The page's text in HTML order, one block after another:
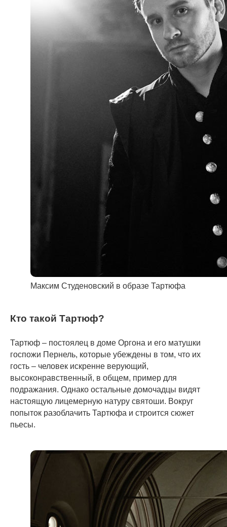
Максим Студеновский в образе Тартюфа
Кто такой Тартюф?
Тартюф – постоялец в доме Оргона и его матушки
госпожи Пернель, которые убеждены в том, что их
гость – человек искренне верующий,
высоконравственный, в общем, пример для
подражания. Однако остальные домочадцы видят
настоящую лицемерную натуру святоши. Вокруг
попыток разоблачить Тартюфа и строится сюжет
пьесы.